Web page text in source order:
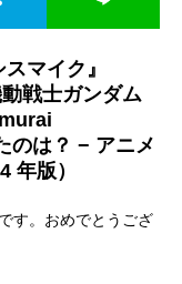
マイク』
戦士ガンダム
のは？ − アニメ
年版）
す。おめでとうござ